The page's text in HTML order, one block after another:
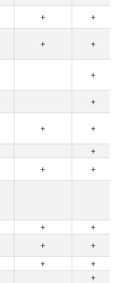
+
+
+ +
+
+
+ +
+
+
+
+
+
+
+
+
+
+